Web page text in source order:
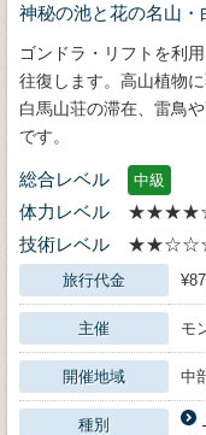
神秘の池と花の名山・
ゴンドラ・リフトを利
往復します。高山植物
白馬山荘の滞在、雷鳥
です。
総合レベル 中級
体力レベル
技術レベル
旅行代金
主催 モ
開催地域 中
種別